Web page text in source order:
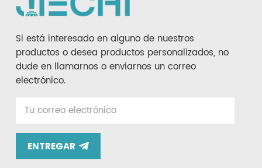
Si está interesado en alguno de nuestros
productos o desea productos personalizados, no
dude en llamarnos o enviarnos un correo
electrónico.
ENTREGAR